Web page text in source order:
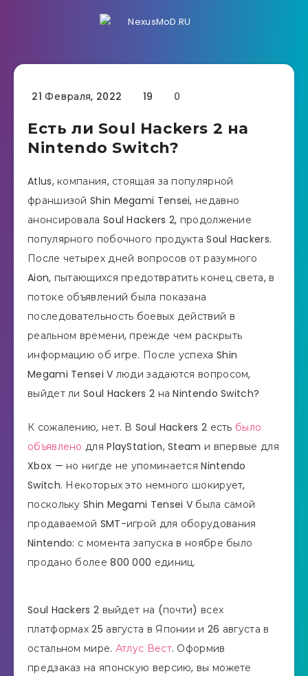
21 Февраля, 2022 19 0
Есть ли Soul Hackers 2 на
Nintendo Switch?
Atlus, компания, стоящая за популярной
франшизой Shin Megami Tensei, недавно
анонсировала Soul Hackers 2, продолжение
популярного побочного продукта Soul Hackers.
После четырех дней вопросов от разумного
Aion, пытающихся предотвратить конец света, в
потоке объявлений была показана
последовательность боевых действий в
реальном времени, прежде чем раскрыть
информацию об игре. После успеха Shin
Megami Tensei V люди задаются вопросом,
выйдет ли Soul Hackers 2 на Nintendo Switch?
К сожалению, нет. В Soul Hackers 2 есть было
объявлено для PlayStation, Steam и впервые для
Xbox — но нигде не упоминается Nintendo
Switch. Некоторых это немного шокирует,
поскольку Shin Megami Tensei V была самой
продаваемой SMT-игрой для оборудования
Nintendo: с момента запуска в ноябре было
продано более 800 000 единиц.
Soul Hackers 2 выйдет на (почти) всех
платформах 25 августа в Японии и 26 августа в
остальном мире. Атлус Вест. Оформив
предзаказ на японскую версию, вы можете